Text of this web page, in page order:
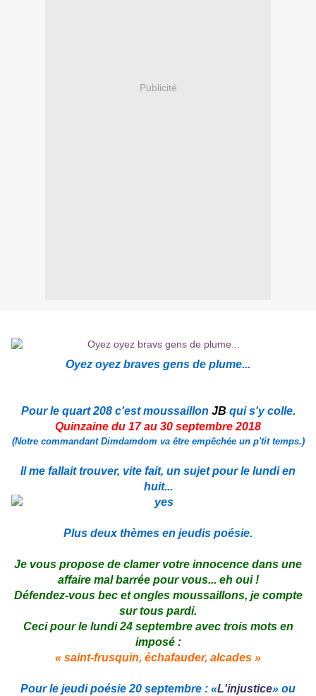
Publicité
Oyez oyez braves gens de plume...
Pour le quart 208 c'est moussaillon JB qui s'y colle.
Quinzaine du 17 au 30 septembre 2018
(Notre commandant Dimdamdom va être empêchée un p'tit temps.)
Il me fallait trouver, vite fait, un sujet pour le lundi en
huit...
Plus deux thèmes en jeudis poésie.
Je vous propose de clamer votre innocence dans une
affaire mal barrée pour vous... eh oui !
Défendez-vous bec et ongles moussaillons, je compte
sur tous pardi.
Ceci pour le lundi 24 septembre avec trois mots en
imposé :
« saint-frusquin, échafauder, alcades »
Pour le jeudi poésie 20 septembre : «L'injustice» ou